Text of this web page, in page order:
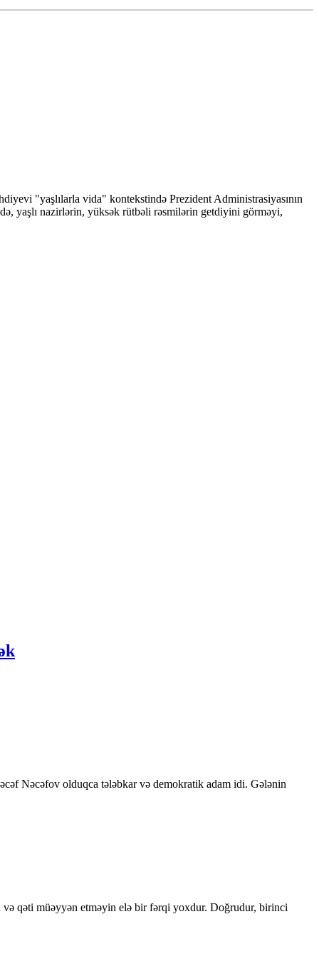
"yaşlılarla vida" kontekstində Prezident Administrasiyasının
yaşlı nazirlərin, yüksək rütbəli rəsmilərin getdiyini görməyi,
Nəcəfov olduqca tələbkar və demokratik adam idi. Gələnin
və qəti müəyyən etməyin elə bir fərqi yoxdur. Doğrudur, birinci